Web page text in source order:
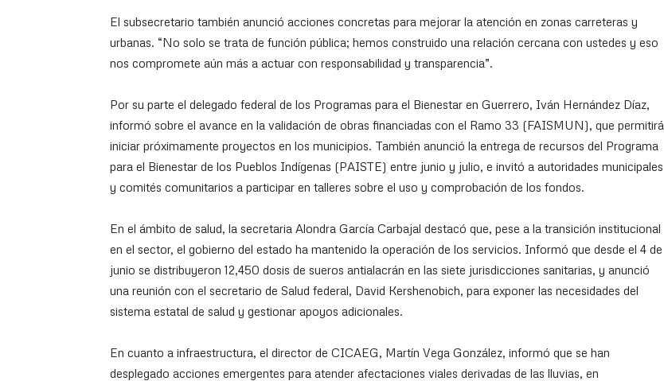
El subsecretario también anunció acciones concretas para mejorar la atención en zonas carreteras y
urbanas. “No solo se trata de función pública; hemos construido una relación cercana con ustedes y eso
nos compromete aún más a actuar con responsabilidad y transparencia”.
Por su parte el delegado federal de los Programas para el Bienestar en Guerrero, Iván Hernández Díaz,
informó sobre el avance en la validación de obras financiadas con el Ramo 33 (FAISMUN), que permitirá
iniciar próximamente proyectos en los municipios. También anunció la entrega de recursos del Programa
para el Bienestar de los Pueblos Indígenas (PAISTE) entre junio y julio, e invitó a autoridades municipales
y comités comunitarios a participar en talleres sobre el uso y comprobación de los fondos.
En el ámbito de salud, la secretaria Alondra García Carbajal destacó que, pese a la transición institucional
en el sector, el gobierno del estado ha mantenido la operación de los servicios. Informó que desde el 4 de
junio se distribuyeron 12,450 dosis de sueros antialacrán en las siete jurisdicciones sanitarias, y anunció
una reunión con el secretario de Salud federal, David Kershenobich, para exponer las necesidades del
sistema estatal de salud y gestionar apoyos adicionales.
En cuanto a infraestructura, el director de CICAEG, Martín Vega González, informó que se han
desplegado acciones emergentes para atender afectaciones viales derivadas de las lluvias, en